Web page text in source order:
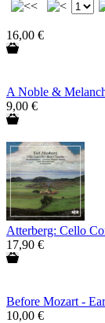
16,00 €
A Noble &
9,00 €
Atterberg: Cello
17,90 €
Before Mozart -
10,00 €